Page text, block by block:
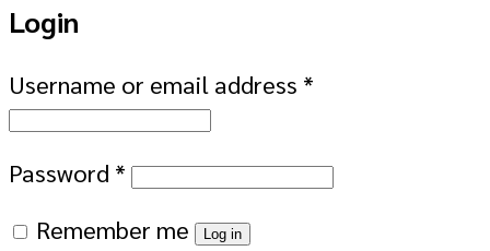
Login
Username or email address *
Password *
Remember me
Log in